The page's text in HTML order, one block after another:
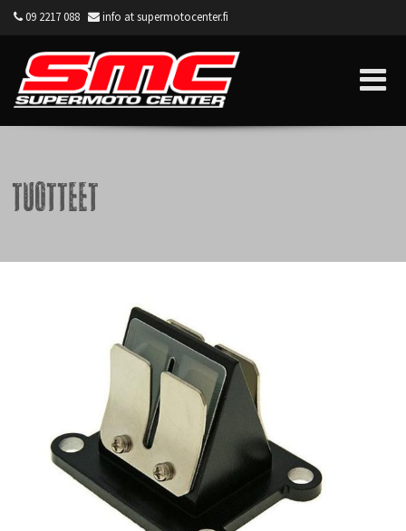
09 2217 088 info at supermotocenter.fi
Tuotteet